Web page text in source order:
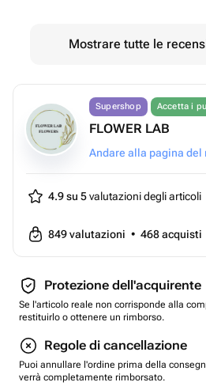
Mostrare tutte le
Supershop Accetta i
FLOWER LAB
Andare alla pagina del
4.9 su 5valutazioni degli articoli
849valutazioni • 468acquisti
Protezione dell'acquirente
Se l'articolo reale non corrisponde alla
restituirlo o ottenere un rimborso.
Regole di cancellazione
Puoi annullare l'ordine prima della
verrà completamente rimborsato.